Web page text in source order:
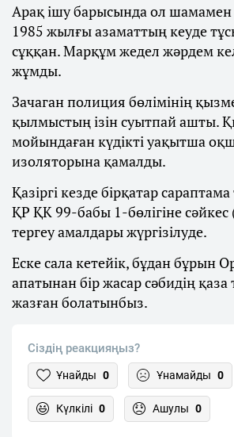
Арақ ішу барысында ол шамамен
1985 жылғы азаматтың кеуде
сұққан. Марқұм жедел жәрдем
жұмды.
Зачаган полиция бөлімінің
қылмыстың ізін суытпай ашты.
мойындаған күдікті уақытша
изоляторына қамалды.
Қазіргі кезде бірқатар
ҚР ҚК 99-бабы 1-бөлігіне сәйкес
тергеу амалдары жүргізілуде.
Еске сала кетейік, бұдан бұрын
апатынан бір жасар сәбидің
жазған болатынбыз.
Сіздің реакцияңыз?
Ұнайды 0 Ұнамайды 0
Күлкілі 0 Ашулы 0